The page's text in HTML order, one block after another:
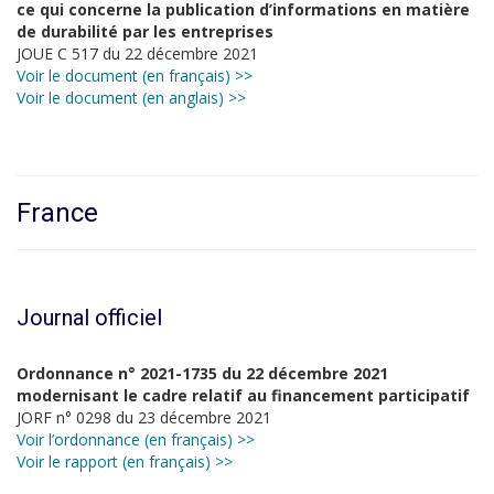
ce qui concerne la publication d’informations en matière
de durabilité par les entreprises
JOUE C 517 du 22 décembre 2021
Voir le document (en français) >>
Voir le document (en anglais) >>
France
Journal officiel
Ordonnance n° 2021-1735 du 22 décembre 2021
modernisant le cadre relatif au financement participatif
JORF n° 0298 du 23 décembre 2021
Voir l’ordonnance (en français) >>
Voir le rapport (en français) >>